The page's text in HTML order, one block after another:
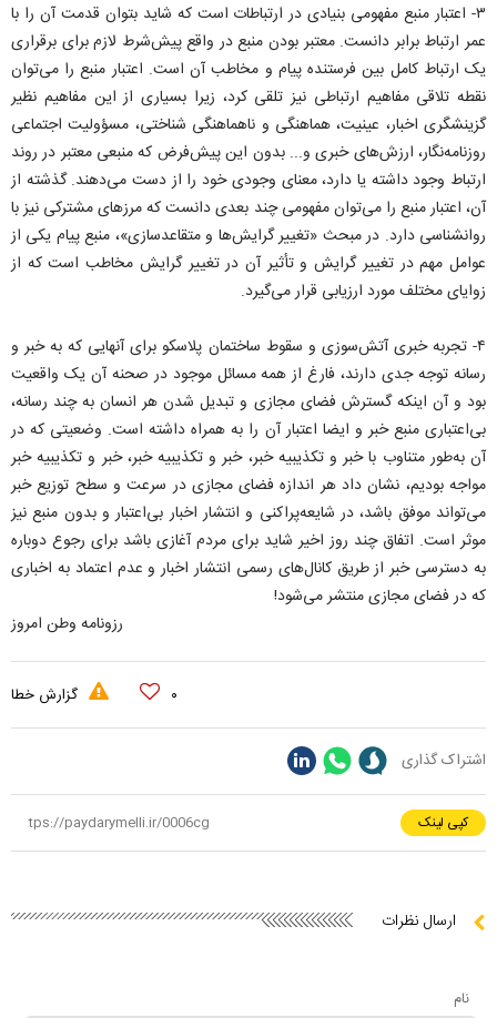
۳- اعتبار منبع مفهومی بنیادی در ارتباطات است که شاید بتوان قدمت آن را با
عمر ارتباط برابر دانست. معتبر بودن منبع در واقع پیش‌شرط لازم برای برقراری
یک ارتباط کامل بین فرستنده پیام و مخاطب آن است. اعتبار منبع را می‌توان
نقطه تلاقی مفاهیم ارتباطی نیز تلقی کرد، زیرا بسیاری از این مفاهیم نظیر
گزینشگری اخبار، عینیت، هماهنگی و ناهماهنگی شناختی، مسؤولیت اجتماعی
روزنامه‌نگار، ارزش‌های خبری و... بدون این پیش‌فرض که منبعی معتبر در روند
ارتباط وجود داشته یا دارد، معنای وجودی خود را از دست می‌دهند. گذشته از
آن، اعتبار منبع را می‌توان مفهومی چند بعدی دانست که مرزهای مشترکی نیز با
روانشناسی دارد. در مبحث «تغییر گرایش‌ها و متقاعدسازی»، منبع پیام یکی از
عوامل مهم در تغییر گرایش و تأثیر آن در تغییر گرایش مخاطب است که از
زوایای مختلف مورد ارزیابی قرار می‌گیرد.
۴- تجربه خبری آتش‌سوزی و سقوط ساختمان پلاسکو برای آنهایی که به خبر و
رسانه توجه جدی دارند، فارغ از همه مسائل موجود در صحنه آن یک واقعیت
بود و آن اینکه گسترش فضای مجازی و تبدیل شدن هر انسان به چند رسانه،
بی‌اعتباری منبع خبر و ایضا اعتبار آن را به همراه داشته است. وضعیتی که در
آن به‌طور متناوب با خبر و تکذیبیه خبر، خبر و تکذیبیه خبر، خبر و تکذیبیه خبر
مواجه بودیم، نشان داد هر اندازه فضای مجازی در سرعت و سطح توزیع خبر
می‌تواند موفق باشد، در شایعه‌پراکنی و انتشار اخبار بی‌اعتبار و بدون منبع نیز
موثر است. اتفاق چند روز اخیر شاید برای مردم آغازی باشد برای رجوع دوباره
به دسترسی خبر از طریق کانال‌های رسمی انتشار اخبار و عدم اعتماد به اخباری
که در فضای مجازی منتشر می‌شود!
رزونامه وطن امروز
۰ گزارش خطا
اشتراک گذاری
کپی لینک
ارسال نظرات
نام